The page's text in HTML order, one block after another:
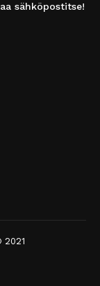
sähköpostitse!
2021